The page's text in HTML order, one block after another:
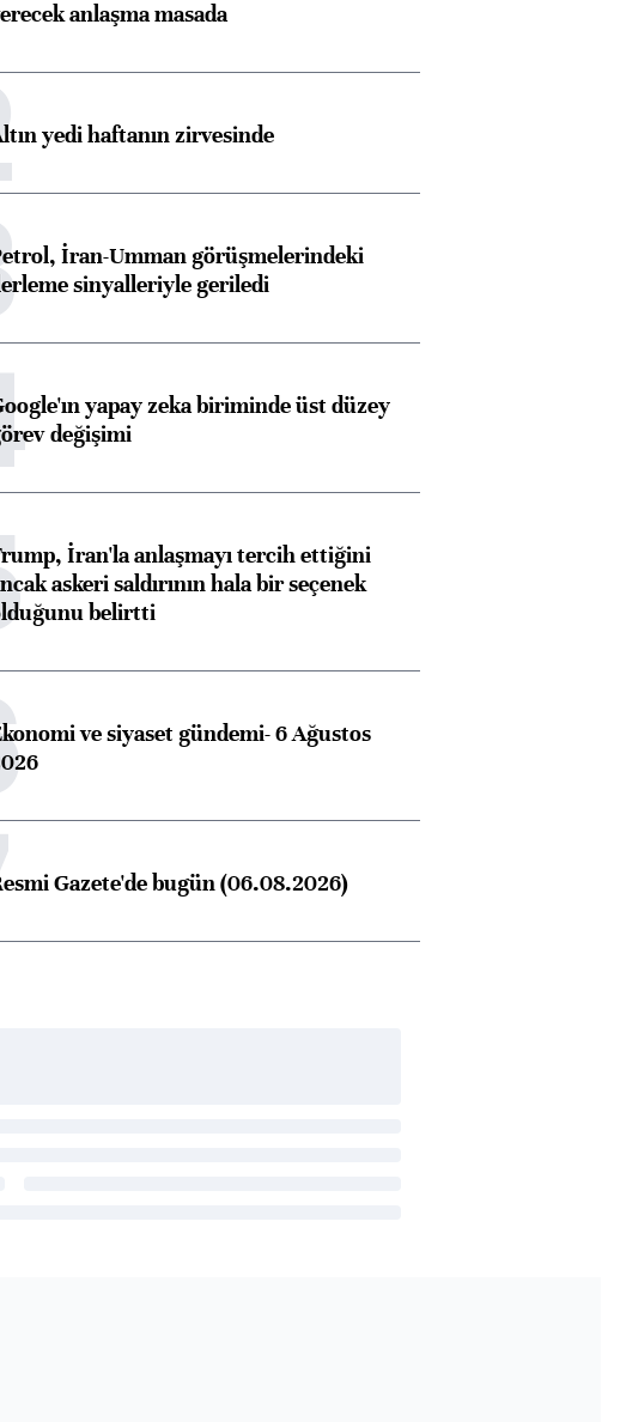
anlaşma masada
yedi haftanın zirvesinde
İran-Umman görüşmelerindeki
sinyalleriyle geriledi
yapay zeka biriminde üst düzey
değişimi
İran'la anlaşmayı tercih ettiğini
askeri saldırının hala bir seçenek
belirtti
ve siyaset gündemi- 6 Ağustos
Gazete'de bugün (06.08.2026)